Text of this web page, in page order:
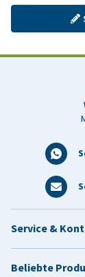
Service &
Beliebte